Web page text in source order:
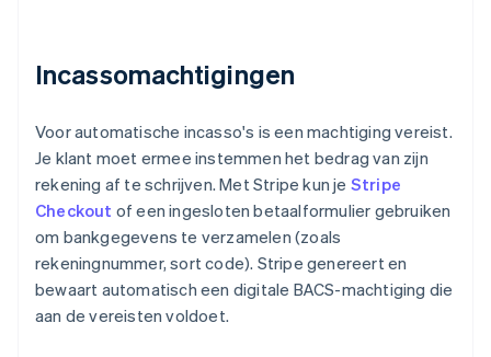
Incassomachtigingen
Voor automatische incasso's is een machtiging vereist.
Je klant moet ermee instemmen het bedrag van zijn
rekening af te schrijven. Met Stripe kun je Stripe
Checkout of een ingesloten betaalformulier gebruiken
om bankgegevens te verzamelen (zoals
rekeningnummer, sort code). Stripe genereert en
bewaart automatisch een digitale BACS-machtiging die
aan de vereisten voldoet.